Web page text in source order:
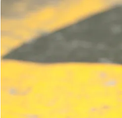
stoppen.de/ticker/
#atommüll
#castor
castor-stoppen.de
Ticker – Castor
stoppen!